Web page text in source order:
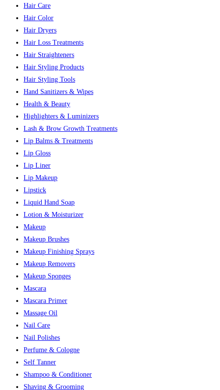
Hair Care
Hair Color
Hair Dryers
Hair Loss Treatments
Hair Straighteners
Hair Styling Products
Hair Styling Tools
Hand Sanitizers & Wipes
Health & Beauty
Highlighters & Luminizers
Lash & Brow Growth Treatments
Lip Balms & Treatments
Lip Gloss
Lip Liner
Lip Makeup
Lipstick
Liquid Hand Soap
Lotion & Moisturizer
Makeup
Makeup Brushes
Makeup Finishing Sprays
Makeup Removers
Makeup Sponges
Mascara
Mascara Primer
Massage Oil
Nail Care
Nail Polishes
Perfume & Cologne
Self Tanner
Shampoo & Conditioner
Shaving & Grooming